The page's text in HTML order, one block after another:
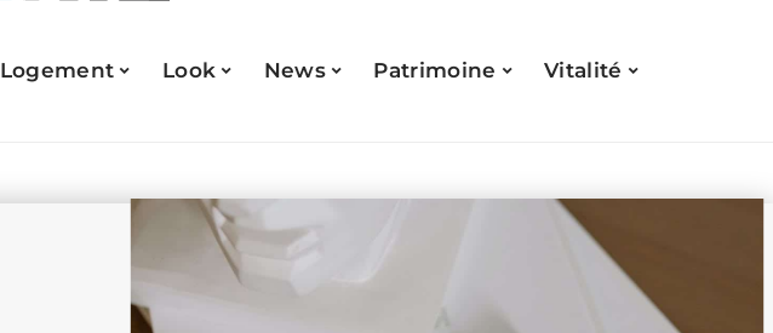
Logement Look News Patrimoine
Vitalité